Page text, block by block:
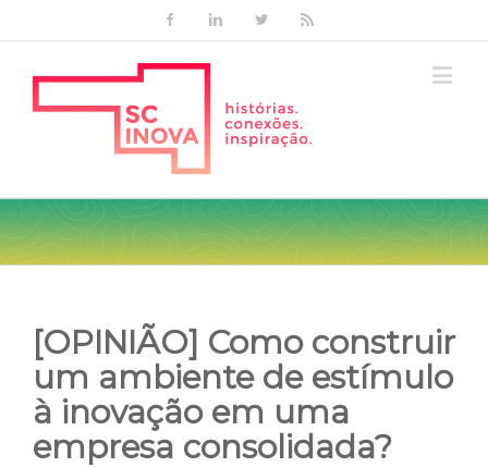
FacebookLinkedinTwitter
[OPINIÃO] Como construir
um ambiente de estímulo
à inovação em uma
empresa consolidada?